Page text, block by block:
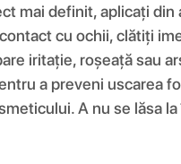
mai definit, aplicați
cu ochii, clătiți
iritație, roșeață sau
a preveni uscarea
A nu se lăsa